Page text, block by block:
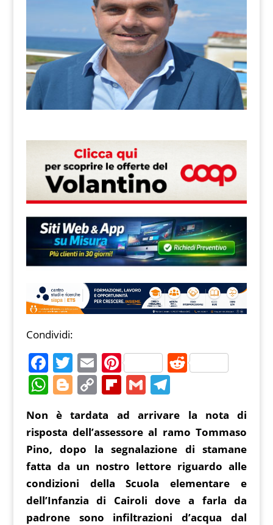
Condividi:
F
a
c
e
b
o
o
k
T
w
itt
er
E
m
ai
l
Pi
nt
er
e
st
R
di
t
W
h
at
s
A
p
p
Bl
g
g
er
C
p
y
Li
n
k
Fl
ip
b
o
ar
d
G
m
ai
l
T
e
gr
a
m
Non è tardata ad arrivare la nota di
risposta dell’assessore al ramo Tommaso
Pino, dopo la segnalazione di stamane
fatta da un nostro lettore riguardo alle
condizioni della Scuola elementare e
dell’Infanzia di Cairoli dove a farla da
padrone sono infiltrazioni d’acqua dal